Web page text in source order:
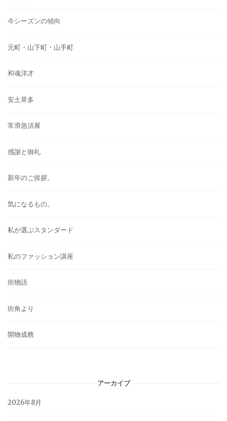
今シーズンの傾向
元町・山下町・山手町
和魂洋才
安土草多
常滑急須展
感謝と御礼
新年のご挨拶。
気になるもの。
私が選ぶスタンダード
私のファッション講座
街物語
街角より
開物成務
アーカイブ
2026年8月